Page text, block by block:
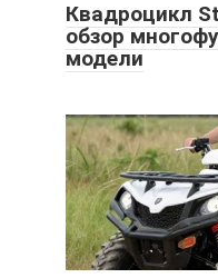
Квадроцикл
обзор
модели